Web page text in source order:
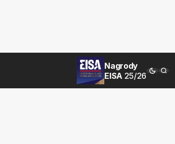
Nagrody
EISA 25/26